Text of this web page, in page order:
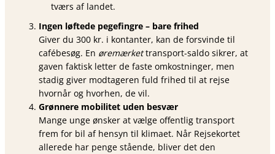
tværs af landet.
Ingen løftede pegefingre – bare frihed
Giver du 300 kr. i kontanter, kan de forsvinde til
cafébesøg. En øremærkettransport-saldo sikrer, at
gaven faktisk letter de faste omkostninger, men
stadig giver modtageren fuld frihed til at rejse
hvornår og hvorhen, de vil.
Grønnere mobilitet uden besvær
Mange unge ønsker at vælge offentlig transport
frem for bil af hensyn til klimaet. Når Rejsekortet
allerede har penge stående, bliver det den